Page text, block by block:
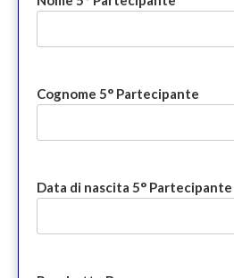
Cognome 5° Partecipante
Data di nascita 5° Partecipante